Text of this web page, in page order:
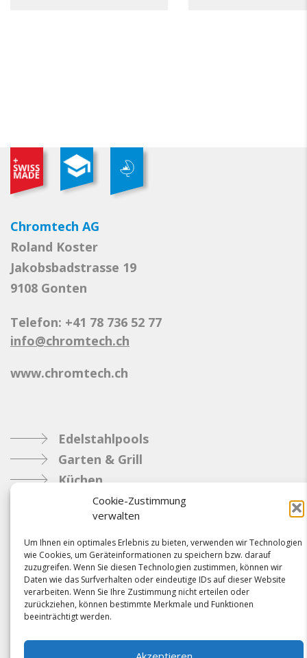
Cookie-Zustimmung
verwalten
Um Ihnen ein optimales Erlebnis zu bieten, verwenden wir Technologien
wie Cookies, um Geräteinformationen zu speichern bzw. darauf
zuzugreifen. Wenn Sie diesen Technologien zustimmen, können wir
Daten wie das Surfverhalten oder eindeutige IDs auf dieser Website
verarbeiten. Wenn Sie Ihre Zustimmung nicht erteilen oder
zurückziehen, können bestimmte Merkmale und Funktionen
beeinträchtigt werden.
Chromtech AG
Roland Koster
Jakobsbadstrasse 19
9108 Gonten
Telefon: +41 78 736 52 77
info@chromtech.ch
www.chromtech.ch
Edelstahlpools
Garten & Grill
Küchen
Metallbau
Industrie
Referenzen
News
Samacostyle.ch
Impressum
Kontakt